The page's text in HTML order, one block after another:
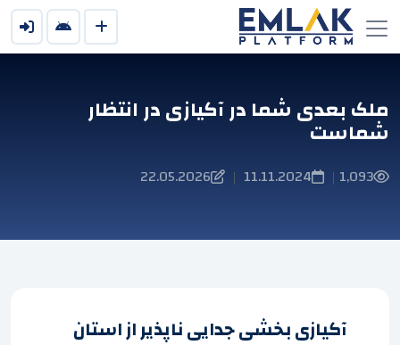
ملک بعدی شما در آکیازی در انتظار
شماست
1,093
|
11.11.2024
|
22.05.2026
آکیازی بخشی جدایی ناپذیر از استان